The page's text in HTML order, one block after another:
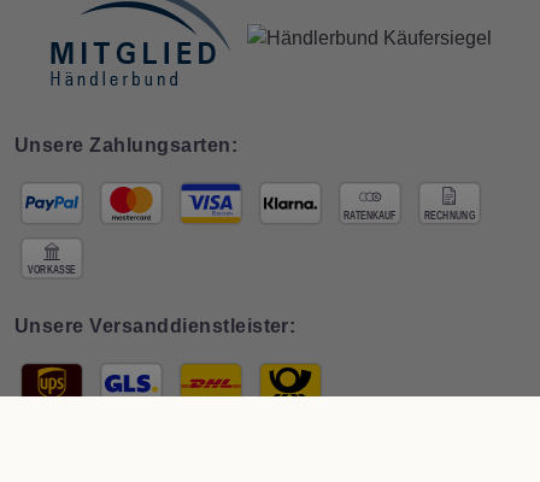
Unsere Zahlungsarten:
Unsere Versanddienstleister: